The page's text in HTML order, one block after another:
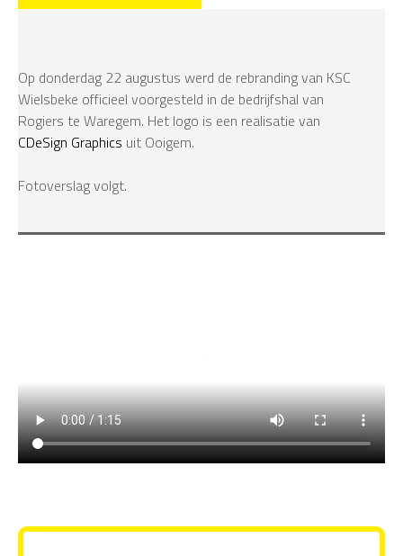
Op donderdag 22 augustus werd de rebranding van KSC
Wielsbeke officieel voorgesteld in de bedrijfshal van
Rogiers te Waregem. Het logo is een realisatie van
CDeSign Graphics uit Ooigem.
Fotoverslag volgt.